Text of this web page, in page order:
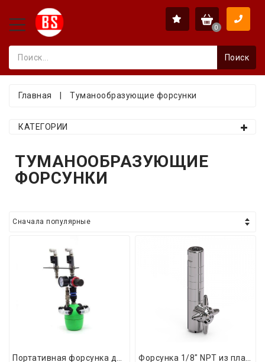
0
Поиск
Главная Туманообразующие форсунки
КАТЕГОРИИ
ТУМАНООБРАЗУЮЩИЕ
ФОРСУНКИ